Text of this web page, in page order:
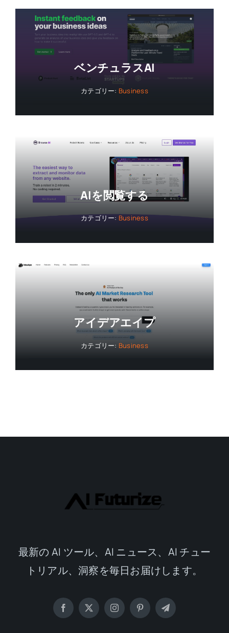
ベンチュラスAI
カテゴリー: Business
AIを閲覧する
カテゴリー: Business
アイデアエイプ
カテゴリー: Business
最新の AI ツール、AI ニュース、AI チュー
トリアル、洞察を毎日お届けします。